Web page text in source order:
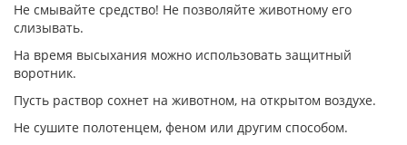
Не смывайте средство! Не позволяйте животному его
слизывать.
На время высыхания можно использовать защитный
воротник.
Пусть раствор сохнет на животном, на открытом воздухе.
Не сушите полотенцем, феном или другим способом.